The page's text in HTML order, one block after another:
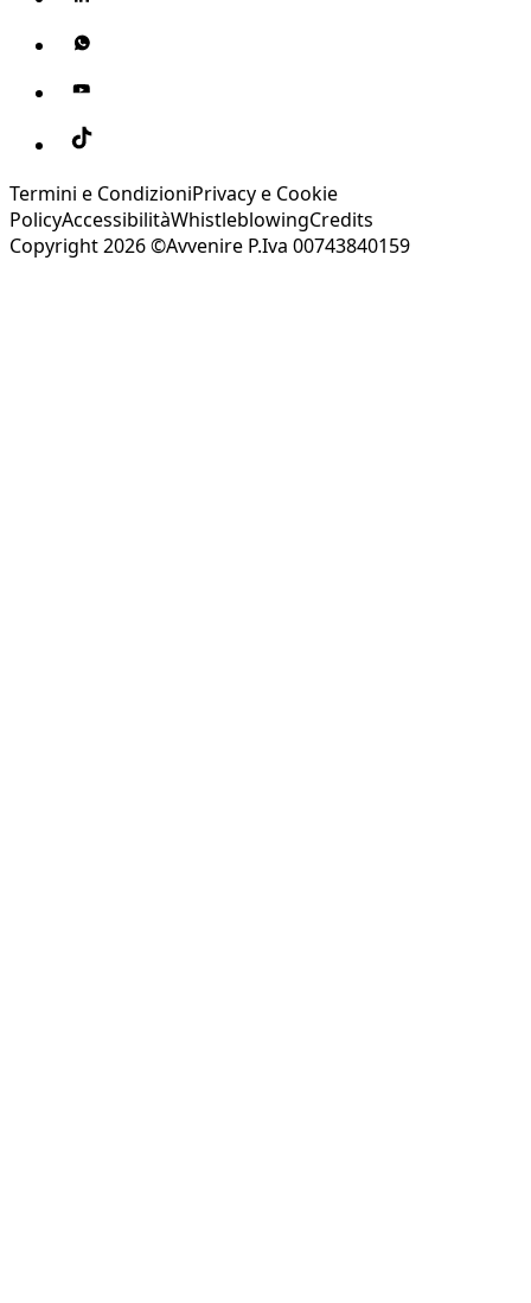
Termini e CondizioniPrivacy e Cookie
PolicyAccessibilitàWhistleblowingCredits
Copyright 2026 ©Avvenire P.Iva 00743840159